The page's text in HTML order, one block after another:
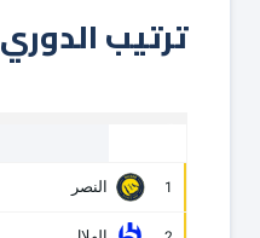
ترتيب الدوري
1 النصر